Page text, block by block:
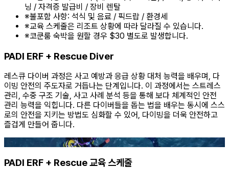
닝 / 자격증 발급비 / 장비 렌탈
※불포함 사항: 석식 및 음료 / 픽드랍 / 환경세
※교육 스케줄은 리조트 상황에 따라 달라질 수 있습니다.
※코쿤룸 숙박을 원할 경우 $30 별도로 발생합니다.
PADI ERF + Rescue Diver
레스큐 다이버 과정은 사고 예방과 응급 상황 대처 능력을 배우며, 다
이빙 안전의 주도자로 거듭나는 단계입니다. 이 과정에서는 스트레스
관리, 수중 구조 기술, 사고 사례 분석 등을 통해 보다 체계적인 안전
관리 능력을 익힙니다. 다른 다이버들을 돕는 법을 배우는 동시에 스스
로의 안전을 지키는 방법도 심화할 수 있어, 다이빙을 더욱 안전하고
즐겁게 만들어 줍니다.
PADI ERF + Rescue 교육 스케줄